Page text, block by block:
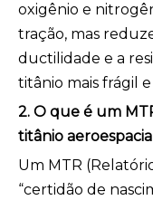
oxigênio e
tração, mas
ductilidade e a
titânio mais frágil
2. O que é um
titânio
Um MTR
“certidão de